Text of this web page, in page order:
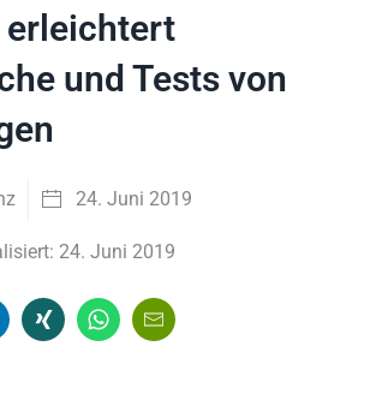
erleichtert
und Tests von
24. Juni 2019
24. Juni 2019